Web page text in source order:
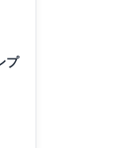
プ